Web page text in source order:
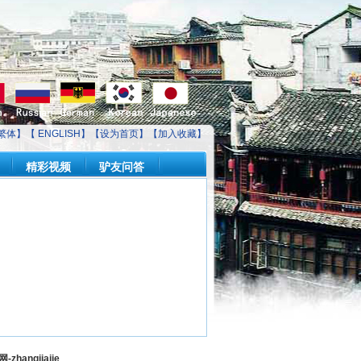
体】【 ENGLISH 】【设为首页】【加入收藏】
精彩视频 驴友问答
-zhangjiajie